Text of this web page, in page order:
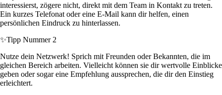
interessierst, zögere nicht, direkt mit dem Team in Kontakt zu treten.
Ein kurzes Telefonat oder eine E-Mail kann dir helfen, einen
persönlichen Eindruck zu hinterlassen.
✨Tipp Nummer 2
Nutze dein Netzwerk! Sprich mit Freunden oder Bekannten, die im
gleichen Bereich arbeiten. Vielleicht können sie dir wertvolle Einblicke
geben oder sogar eine Empfehlung aussprechen, die dir den Einstieg
erleichtert.